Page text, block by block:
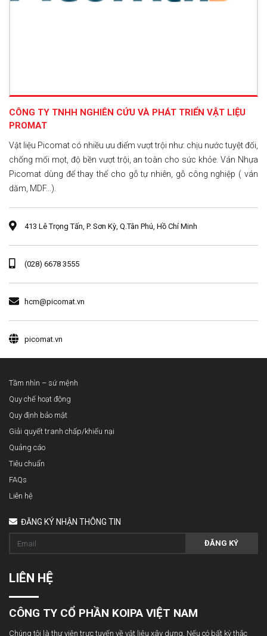
CÔNG TY TNHH NGHIÊN CỨU VÀ PHÁT TRIỂN VẬT LIỆU
PROMAT
Vật liệu Picomat có nhiều ưu điểm vượt trội như: chịu nước tuyệt đối,
chống mối mọt, độ bền vượt trội, an toàn cho sức khỏe. Ván Nhựa
Picomat dùng để thay thể cho gỗ tự nhiên, gỗ công nghiệp ( ván
dăm, MDF...).
413 Lê Trọng Tấn, P. Sơn Kỳ, Q.Tân Phú, Hồ Chí Minh
(028) 6678 3555
hcm@picomat.vn
picomat.vn
Tầm nhìn – sứ mệnh
Quy chế hoạt động
Quy định bảo mật
Giải quyết tranh chấp/khiếu nại
Quảng cáo
Tiêu chuẩn
FAQs
Liên hệ
ĐĂNG KÝ NHẬN THÔNG TIN
ĐĂNG KÝ
LIÊN HỆ
CÔNG TY CỔ PHẦN KOIPA VIỆT NAM
Chúng tôi là thư viện trực tuyến về vật liệu xây dựng. Nếu có bất kỳ thắc